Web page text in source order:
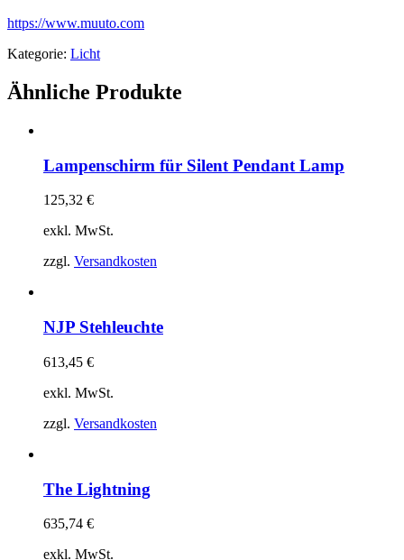
https://www.muuto.com
Kategorie: Licht
Ähnliche Produkte
Lampenschirm für Silent Pendant Lamp
125,32 €
exkl. MwSt.
zzgl. Versandkosten
NJP Stehleuchte
613,45 €
exkl. MwSt.
zzgl. Versandkosten
The Lightning
635,74 €
exkl. MwSt.